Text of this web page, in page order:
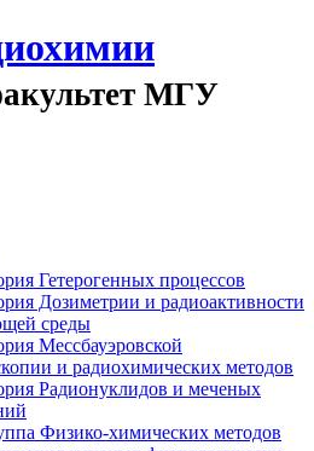
МГУ
Гетерогенных процессов
Дозиметрии и радиоактивности
среды
Мессбауэровской
и радиохимических методов
Радионуклидов и меченых
Физико-химических методов